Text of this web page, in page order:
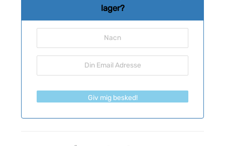
lager?
Giv mig besked!